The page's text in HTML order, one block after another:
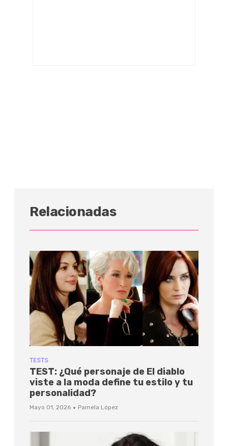
Relacionadas
TESTS
TEST: ¿Qué personaje de El diablo
viste a la moda define tu estilo y tu
personalidad?
Mayo 01, 2026 · Pamela López